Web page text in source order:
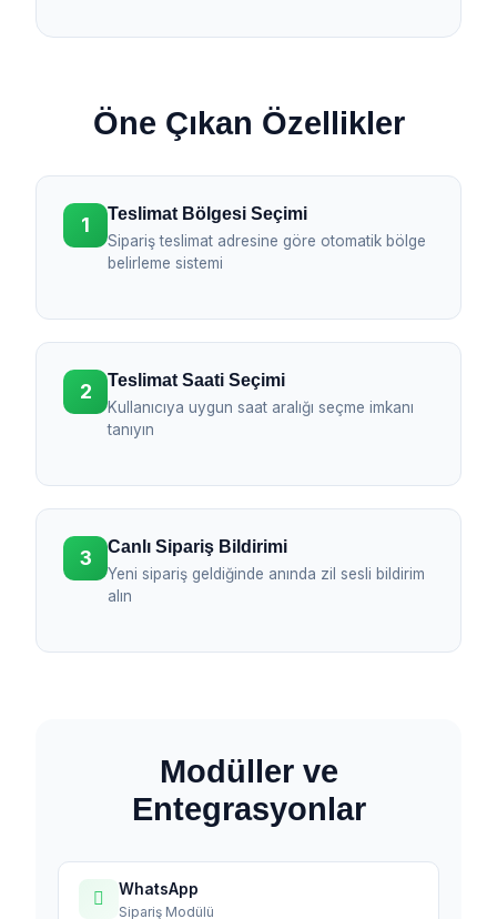
Öne Çıkan Özellikler
1 Teslimat Bölgesi Seçimi
Sipariş teslimat adresine göre otomatik bölge
belirleme sistemi
2 Teslimat Saati Seçimi
Kullanıcıya uygun saat aralığı seçme imkanı
tanıyın
3 Canlı Sipariş Bildirimi
Yeni sipariş geldiğinde anında zil sesli bildirim
alın
Modüller ve
Entegrasyonlar
WhatsApp
Sipariş Modülü